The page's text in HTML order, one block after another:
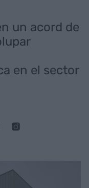
un acord de
en el sector